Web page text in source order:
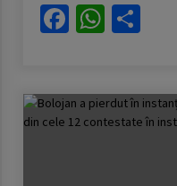
elevi a
2028
3
24
Facebook